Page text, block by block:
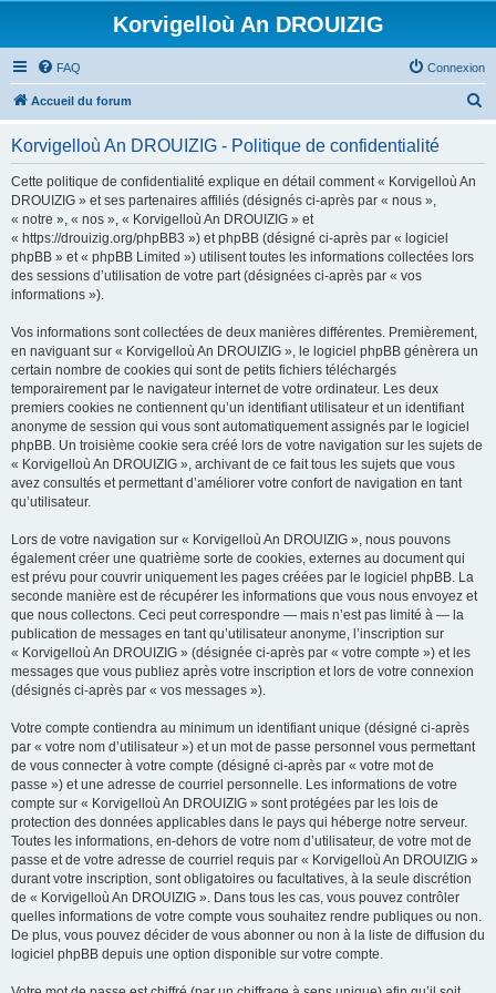
Korvigelloù An DROUIZIG
FAQ Connexion
Accueil du forum
Korvigelloù An DROUIZIG - Politique de confidentialité
Cette politique de confidentialité explique en détail comment « Korvigelloù An
DROUIZIG » et ses partenaires affiliés (désignés ci-après par « nous »,
« notre », « nos », « Korvigelloù An DROUIZIG » et
« https://drouizig.org/phpBB3 ») et phpBB (désigné ci-après par « logiciel
phpBB » et « phpBB Limited ») utilisent toutes les informations collectées lors
des sessions d’utilisation de votre part (désignées ci-après par « vos
informations »).
Vos informations sont collectées de deux manières différentes. Premièrement,
en naviguant sur « Korvigelloù An DROUIZIG », le logiciel phpBB génèrera un
certain nombre de cookies qui sont de petits fichiers téléchargés
temporairement par le navigateur internet de votre ordinateur. Les deux
premiers cookies ne contiennent qu’un identifiant utilisateur et un identifiant
anonyme de session qui vous sont automatiquement assignés par le logiciel
phpBB. Un troisième cookie sera créé lors de votre navigation sur les sujets de
« Korvigelloù An DROUIZIG », archivant de ce fait tous les sujets que vous
avez consultés et permettant d’améliorer votre confort de navigation en tant
qu’utilisateur.
Lors de votre navigation sur « Korvigelloù An DROUIZIG », nous pouvons
également créer une quatrième sorte de cookies, externes au document qui
est prévu pour couvrir uniquement les pages créées par le logiciel phpBB. La
seconde manière est de récupérer les informations que vous nous envoyez et
que nous collectons. Ceci peut correspondre — mais n’est pas limité à — la
publication de messages en tant qu’utilisateur anonyme, l’inscription sur
« Korvigelloù An DROUIZIG » (désignée ci-après par « votre compte ») et les
messages que vous publiez après votre inscription et lors de votre connexion
(désignés ci-après par « vos messages »).
Votre compte contiendra au minimum un identifiant unique (désigné ci-après
par « votre nom d’utilisateur ») et un mot de passe personnel vous permettant
de vous connecter à votre compte (désigné ci-après par « votre mot de
passe ») et une adresse de courriel personnelle. Les informations de votre
compte sur « Korvigelloù An DROUIZIG » sont protégées par les lois de
protection des données applicables dans le pays qui héberge notre serveur.
Toutes les informations, en-dehors de votre nom d’utilisateur, de votre mot de
passe et de votre adresse de courriel requis par « Korvigelloù An DROUIZIG »
durant votre inscription, sont obligatoires ou facultatives, à la seule discrétion
de « Korvigelloù An DROUIZIG ». Dans tous les cas, vous pouvez contrôler
quelles informations de votre compte vous souhaitez rendre publiques ou non.
De plus, vous pouvez décider de vous abonner ou non à la liste de diffusion du
logiciel phpBB depuis une option disponible sur votre compte.